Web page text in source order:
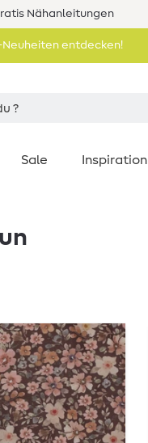
Nähanleitungen
entdecken!
Sale Inspiration